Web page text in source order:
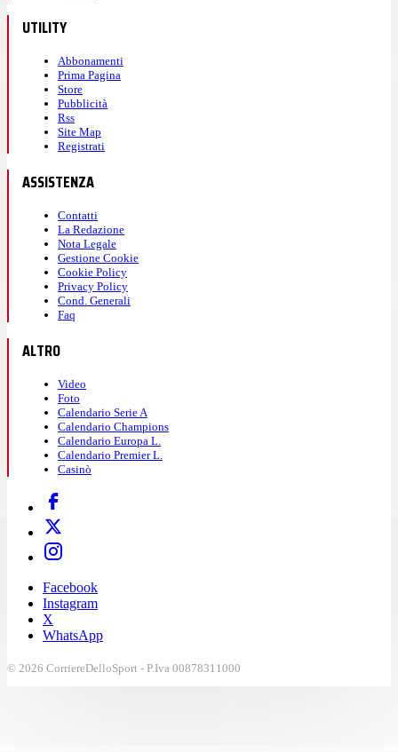
UTILITY
Abbonamenti
Prima Pagina
Store
Pubblicità
Rss
Site Map
Registrati
ASSISTENZA
Contatti
La Redazione
Nota Legale
Gestione Cookie
Cookie Policy
Privacy Policy
Cond. Generali
Faq
ALTRO
Video
Foto
Calendario Serie A
Calendario Champions
Calendario Europa L.
Calendario Premier L.
Casinò
Facebook
Instagram
X
WhatsApp
© 2026 CorriereDelloSport - P.Iva 00878311000